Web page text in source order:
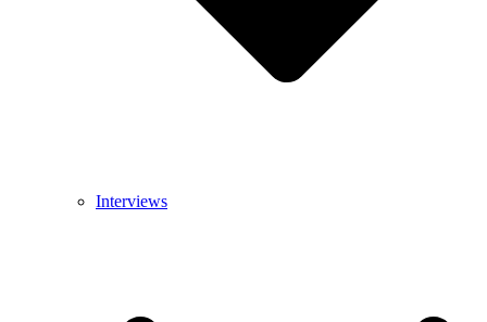
Interviews